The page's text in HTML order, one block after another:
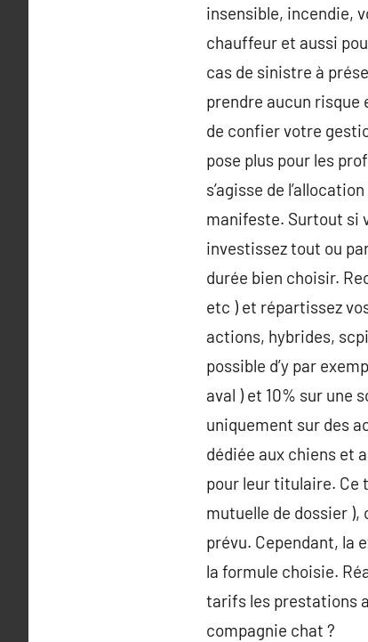
insensible, incendie,
chauffeur et aussi
cas de sinistre à
prendre aucun
de confier votre
pose plus pour les
s’agisse de
manifeste. Surtout si
investissez tout ou
durée bien choisir.
etc ) et répartissez
actions, hybrides,
possible d’y par
aval ) et 10% sur une
uniquement sur des
dédiée aux chiens et
pour leur titulaire. Ce
mutuelle de dossier
prévu. Cependant, la
la formule choisie.
tarifs les prestations
compagnie chat ?